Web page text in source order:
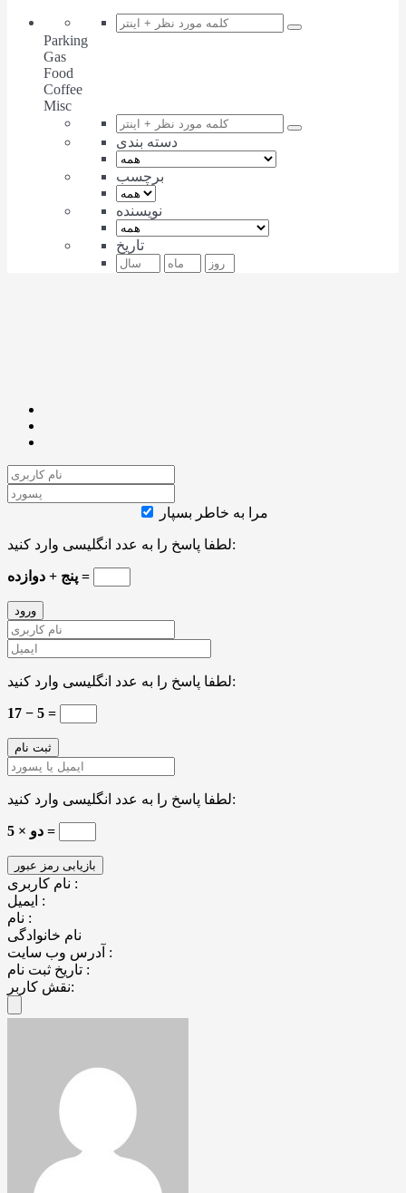
Parking
Gas
Food
Coffee
Misc
دسته بندی
برچسب
نویسنده
تاریخ
مرا به خاطر بسپار
لطفا پاسخ را به عدد انگلیسی وارد کنید:
پنج + دوازده =
لطفا پاسخ را به عدد انگلیسی وارد کنید:
17 − 5 =
لطفا پاسخ را به عدد انگلیسی وارد کنید:
5 × دو =
نام کاربری :
ایمیل :
نام :
نام خانوادگی
آدرس وب سایت :
تاریخ ثبت نام :
نقش کاربر: